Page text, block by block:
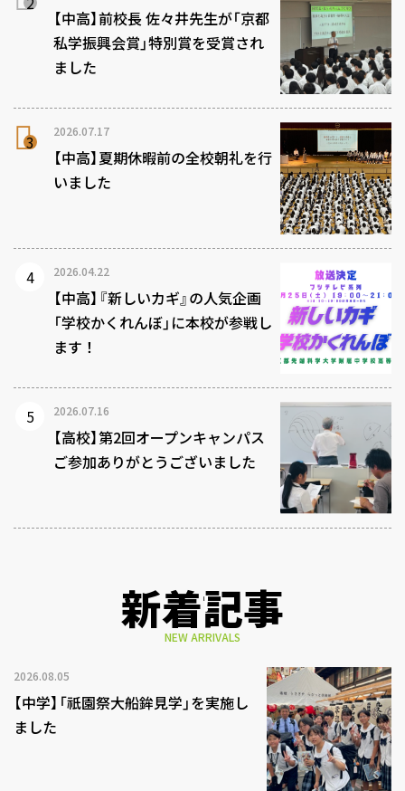
【中高】前校長 佐々井先生が「京都
私学振興会賞」特別賞を受賞され
ました
2026.07.17
【中高】夏期休暇前の全校朝礼を行
いました
2026.04.22
【中高】『新しいカギ』の人気企画
「学校かくれんぼ」に本校が参戦し
ます！
2026.07.16
【高校】第2回オープンキャンパス
ご参加ありがとうございました
新着記事
NEW ARRIVALS
2026.08.05
【中学】「祇園祭大船鉾見学」を実施し
ました